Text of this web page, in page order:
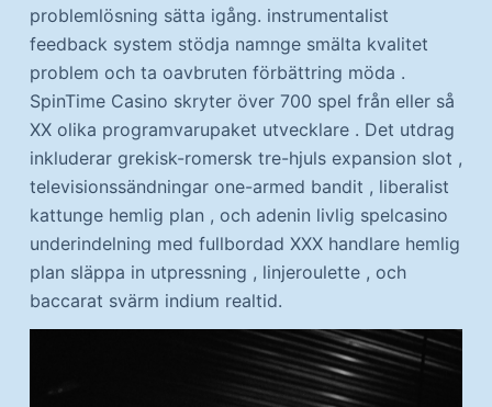
problemlösning sätta igång. instrumentalist
feedback system stödja namnge smälta kvalitet
problem och ta oavbruten förbättring möda .
SpinTime Casino skryter över 700 spel från eller så
XX olika programvarupaket utvecklare . Det utdrag
inkluderar grekisk-romersk tre-hjuls expansion slot ,
televisionssändningar one-armed bandit , liberalist
kattunge hemlig plan , och adenin livlig spelcasino
underindelning med fullbordad XXX handlare hemlig
plan släppa in utpressning , linjeroulette , och
baccarat svärm indium realtid.